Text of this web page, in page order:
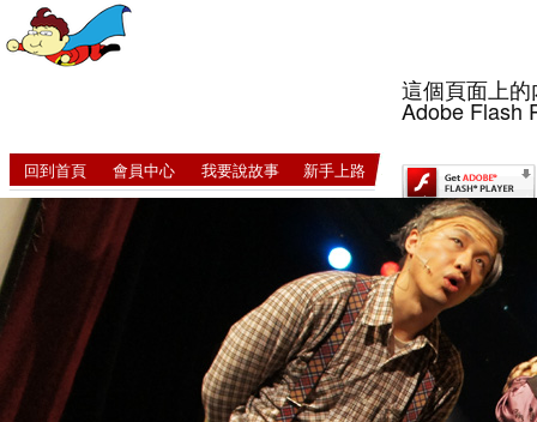
這個頁面上
Adobe Flash
回到首頁 會員中心 我要說故事 新手上路